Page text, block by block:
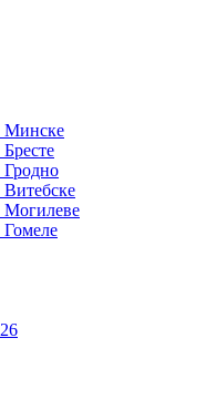
Минске
Гродно
Могилеве